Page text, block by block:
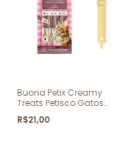
Buona Petix Creamy
Treats Petisco Gatos
Salmão 56g
R$21,00